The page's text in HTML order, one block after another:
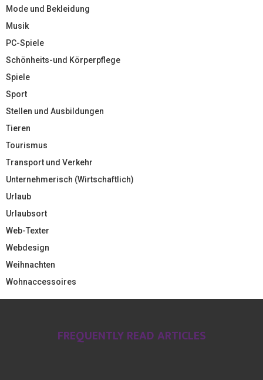
Mode und Bekleidung
Musik
PC-Spiele
Schönheits-und Körperpflege
Spiele
Sport
Stellen und Ausbildungen
Tieren
Tourismus
Transport und Verkehr
Unternehmerisch (Wirtschaftlich)
Urlaub
Urlaubsort
Web-Texter
Webdesign
Weihnachten
Wohnaccessoires
FREQUENTLY READ ARTICLES